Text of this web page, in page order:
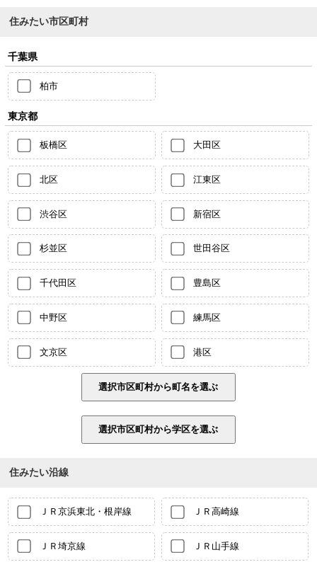
住みたい市区町村
千葉県
柏市
東京都
板橋区 大田区
北区 江東区
渋谷区 新宿区
杉並区 世田谷区
千代田区 豊島区
中野区 練馬区
文京区 港区
住みたい沿線
ＪＲ京浜東北・根岸線 ＪＲ高崎線
ＪＲ埼京線 ＪＲ山手線